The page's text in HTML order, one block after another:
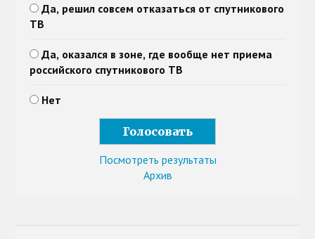
Да, решил совсем отказаться от спутникового
ТВ
Да, оказался в зоне, где вообще нет приема
российского спутникового ТВ
Нет
Посмотреть результаты
Архив